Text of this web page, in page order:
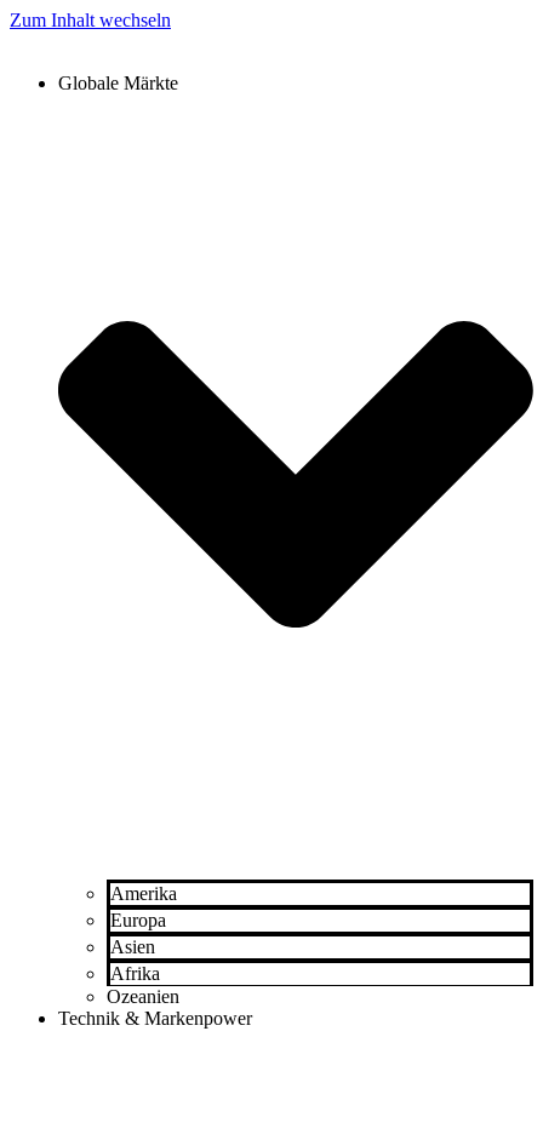
Zum Inhalt wechseln
Globale Märkte
Amerika
Europa
Asien
Afrika
Ozeanien
Technik & Markenpower